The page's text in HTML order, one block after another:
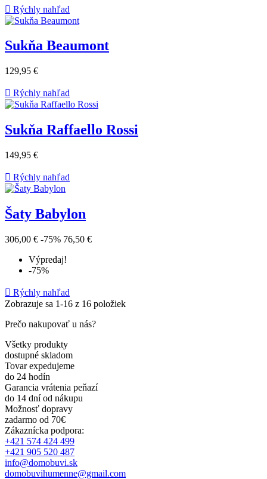
 Rýchly nahľad
Sukňa Beaumont
129,95 €
 Rýchly nahľad
Sukňa Raffaello Rossi
149,95 €
 Rýchly nahľad
Šaty Babylon
306,00 € -75% 76,50 €
Výpredaj!
-75%
 Rýchly nahľad
Zobrazuje sa 1-16 z 16 položiek
Prečo nakupovať u nás?
Všetky produkty
dostupné skladom
Tovar expedujeme
do 24 hodín
Garancia vrátenia peňazí
do 14 dní od nákupu
Možnosť dopravy
zadarmo od 70€
Zákaznícka podpora:
+421 574 424 499
+421 905 520 487
info@domobuvi.sk
domobuvihumenne@gmail.com